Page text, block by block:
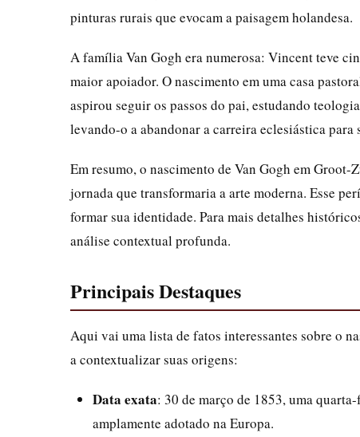
pinturas rurais que evocam a paisagem holandesa.
A família Van Gogh era numerosa: Vincent teve
maior apoiador. O nascimento em uma casa
aspirou seguir os passos do pai, estudando
levando-o a abandonar a carreira eclesiástica para
Em resumo, o nascimento de Van Gogh em
jornada que transformaria a arte moderna. Esse
formar sua identidade. Para mais detalhes
análise contextual profunda.
Principais Destaques
Aqui vai uma lista de fatos interessantes sobre o
a contextualizar suas origens:
Data exata: 30 de março de 1853, uma
amplamente adotado na Europa.